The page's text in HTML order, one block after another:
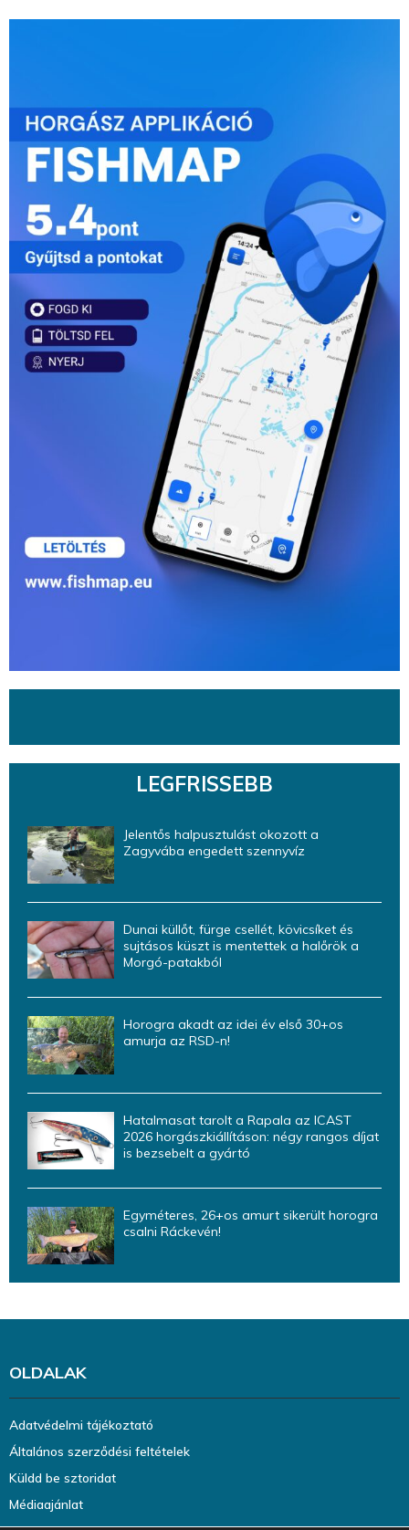
LEGFRISSEBB
Jelentős halpusztulást okozott a
Zagyvába engedett szennyvíz
Dunai küllőt, fürge csellét, kövicsíket és
sujtásos küszt is mentettek a halőrök a
Morgó-patakból
Horogra akadt az idei év első 30+os
amurja az RSD-n!
Hatalmasat tarolt a Rapala az ICAST
2026 horgászkiállításon: négy rangos díjat
is bezsebelt a gyártó
Egyméteres, 26+os amurt sikerült horogra
csalni Ráckevén!
OLDALAK
Adatvédelmi tájékoztató
Általános szerződési feltételek
Küldd be sztoridat
Médiaajánlat